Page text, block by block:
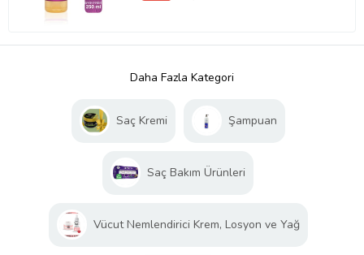
Daha Fazla Kategori
Saç Kremi Şampuan
Saç Bakım Ürünleri
Vücut Nemlendirici Krem, Losyon ve Yağ